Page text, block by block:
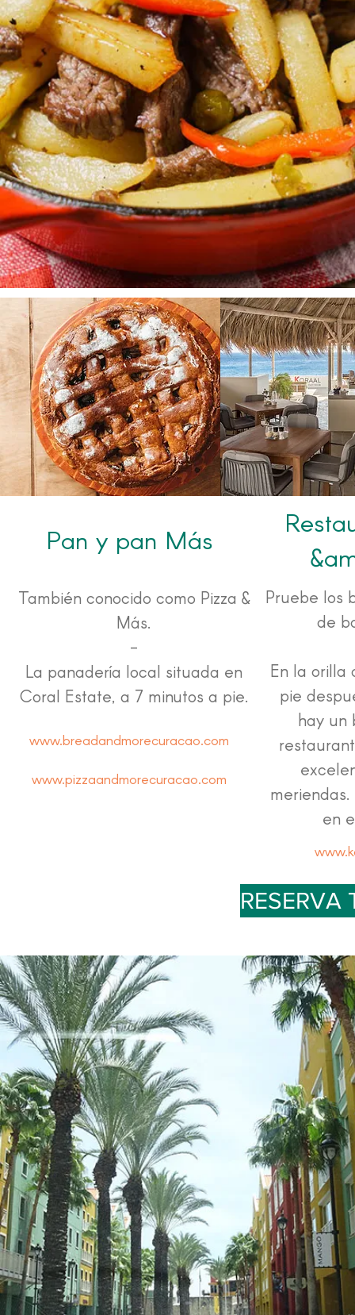
Pan y pan Más
También conocido como Pizza &
Más.
-
La panadería local situada en
Coral Estate, a 7 minutos a pie.
www.breadandmorecuracao.com
www.pizzaandmorecuracao.com
Pruebe los
de
En la orilla
pie
hay un
en
RESERVA